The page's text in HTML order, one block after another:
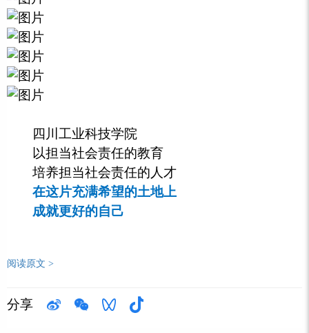
四川工业科技学院
以担当社会责任的教育
培养担当社会责任的人才
在这片充满希望的土地上
成就更好的自己
阅读原文 >
分享